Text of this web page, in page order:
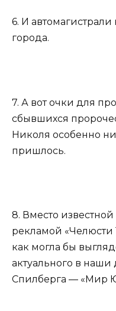
6. И
города.
7. А вот очки для
сбывшихся
Николя особенно
пришлось.
8. Вместо
рекламой «Челюсти
как могла бы
актуального в
Спилберга — «Мир